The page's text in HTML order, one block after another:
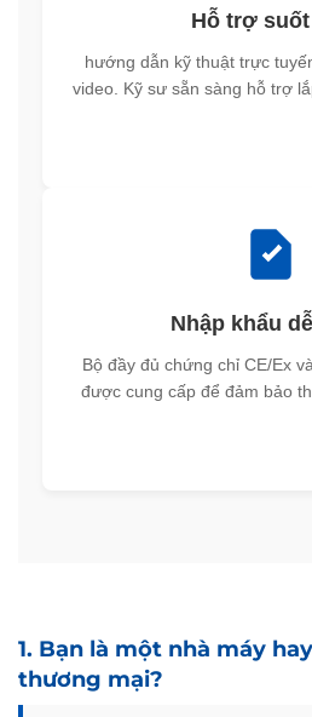
Hỗ trợ
hướng dẫn kỹ thuật trực
video. Kỹ sư sẵn sàng hỗ trợ
Nhập khẩu
Bộ đầy đủ chứng chỉ CE/Ex
được cung cấp để đảm bảo
1. Bạn là một nhà máy
thương mại?